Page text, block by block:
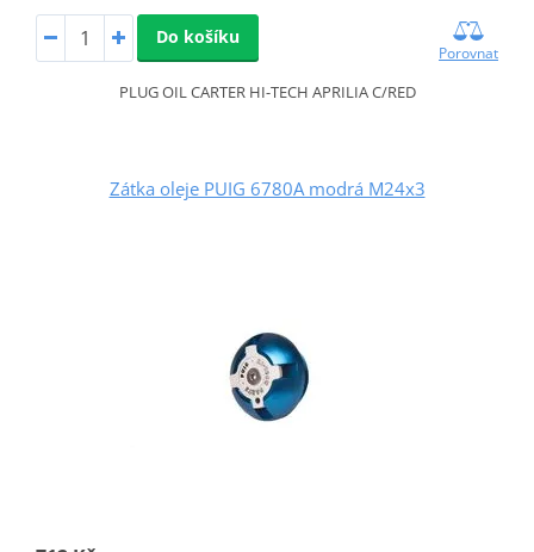
Do košíku
Porovnat
PLUG OIL CARTER HI-TECH APRILIA C/RED
Zátka oleje PUIG 6780A modrá M24x3